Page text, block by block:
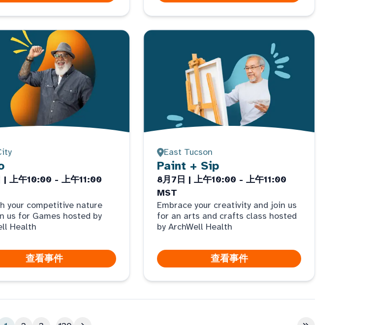
| 上午10:00 - 上午11:00
your competitive nature
us for Games hosted by
Health
查看事件
East Tucson
Paint + Sip
8月7日 | 上午10:00 - 上午11:00
MST
Embrace your creativity and join us
for an arts and crafts class hosted
by ArchWell Health
查看事件